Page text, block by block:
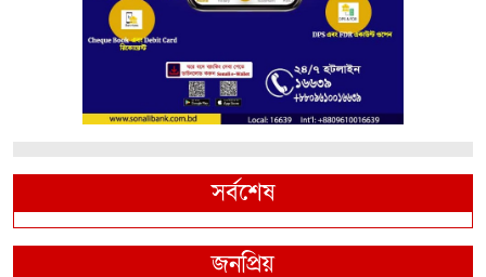
সর্বশেষ
জনপ্রিয়